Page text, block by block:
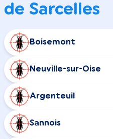
de Sarcelles
Boisemont
Neuville-sur-Oise
Argenteuil
Sannois